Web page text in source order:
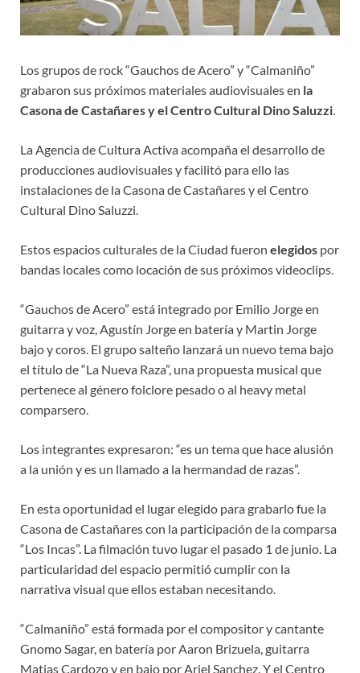
Los grupos de rock “Gauchos de Acero” y “Calmaniño”
grabaron sus próximos materiales audiovisuales en la
Casona de Castañares y el Centro Cultural Dino Saluzzi.
La Agencia de Cultura Activa acompaña el desarrollo de
producciones audiovisuales y facilitó para ello las
instalaciones de la Casona de Castañares y el Centro
Cultural Dino Saluzzi.
Estos espacios culturales de la Ciudad fueron elegidos por
bandas locales como locación de sus próximos videoclips.
“Gauchos de Acero” está integrado por Emilio Jorge en
guitarra y voz, Agustín Jorge en batería y Martin Jorge
bajo y coros. El grupo salteño lanzará un nuevo tema bajo
el título de “La Nueva Raza”, una propuesta musical que
pertenece al género folclore pesado o al heavy metal
comparsero.
Los integrantes expresaron: “es un tema que hace alusión
a la unión y es un llamado a la hermandad de razas”.
En esta oportunidad el lugar elegido para grabarlo fue la
Casona de Castañares con la participación de la comparsa
“Los Incas”. La filmación tuvo lugar el pasado 1 de junio. La
particularidad del espacio permitió cumplir con la
narrativa visual que ellos estaban necesitando.
“Calmaniño” está formada por el compositor y cantante
Gnomo Sagar, en batería por Aaron Brizuela, guitarra
Matias Cardozo y en bajo por Ariel Sanchez. Y el Centro